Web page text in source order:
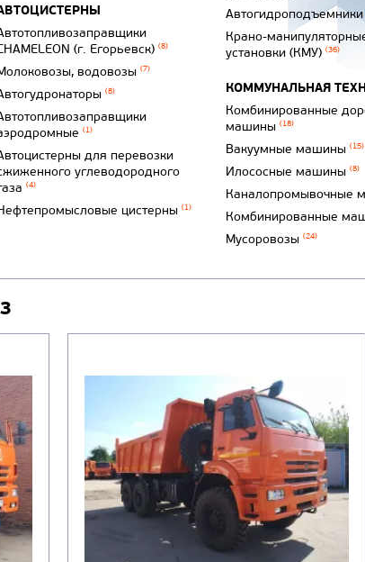
(г. Егорьевск) (8)
водовозы (7)
(8)
(1)
для перевозки
углеводородного
(4)
цистерны (1)
Автогидроподъемники
Крано-
установки (КМУ) (36)
КОММУНАЛЬНАЯ
Комбинированные
машины (18)
Вакуумные машины (15)
Илососные машины (8)
Каналопромывочные
Комбинированные
Мусоровозы (24)